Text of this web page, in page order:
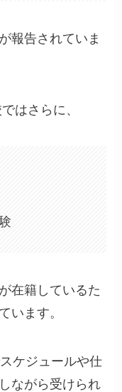
報告されていま
はさらに、
在籍しているた
います。
ケジュールや仕
ながら受けられ